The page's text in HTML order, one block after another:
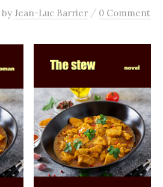
by Jean-Luc Barrier / 0 Comment